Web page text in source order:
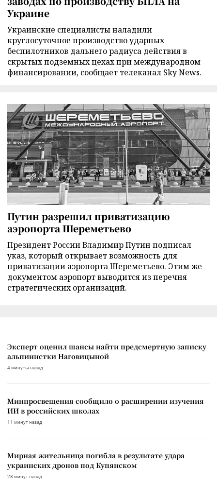
Украине
Украинские специалисты наладили
круглосуточное производство ударных
беспилотников дальнего радиуса действия в
скрытых подземных цехах при международном
финансировании, сообщает телеканал Sky News.
Путин разрешил приватизацию
аэропорта Шереметьево
Президент России Владимир Путин подписал
указ, который открывает возможность для
приватизации аэропорта Шереметьево. Этим же
документом аэропорт выводится из перечня
стратегических организаций.
Эксперт оценил шансы найти предсмертную записку
альпинистки Наговицыной
4 минуты назад
Минпросвещения сообщило о расширении изучения
ИИ в российских школах
11 минут назад
Мирная жительница погибла в результате удара
украинских дронов под Купянском
28 минут назад